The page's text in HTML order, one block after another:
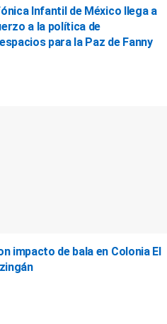
Infantil de México llega a
a la política de
para la Paz de Fanny
impacto de bala en Colonia El